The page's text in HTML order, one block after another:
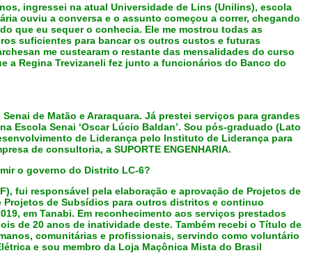
ingressei na atual Universidade de Lins (Unilins), escola
ouviu a conversa e o assunto começou a correr, chegando
que eu sequer o conhecia. Ele me mostrou todas as
suficientes para bancar os outros custos e futuras
me custearam o restante das mensalidades do curso
a Regina Trevizaneli fez junto a funcionários do Banco do
de Matão e Araraquara. Já prestei serviços para grandes
Escola Senai ‘Oscar Lúcio Baldan’. Sou pós-graduado (Lato
de Liderança pelo Instituto de Liderança para
de consultoria, a SUPORTE ENGENHARIA.
o governo do Distrito LC-6?
fui responsável pela elaboração e aprovação de Projetos de
Projetos de Subsídios para outros distritos e continuo
em Tanabi. Em reconhecimento aos serviços prestados
de 20 anos de inatividade deste. Também recebi o Título de
comunitárias e profissionais, servindo como voluntário
e sou membro da Loja Maçônica Mista do Brasil